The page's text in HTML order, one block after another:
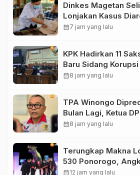
Dinkes Magetan
Lonjakan Kasus
Lakukan
calendar_month7 jam yang lalu
KPK Hadirkan 11
Baru Sidang
Nonaktif Maidi
calendar_month8 jam yang lalu
TPA Winongo
Bulan Lagi, Ketua
Desak Pemkot
calendar_month8 jam yang lalu
Terungkap Makna
530 Ponorogo,
Bertransformasi
calendar_month12 jam yang lalu